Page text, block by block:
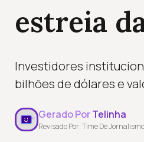
estreia
Investidores
bilhões de dólares e
Gerado PorTelinha
Revisado Por: Time De